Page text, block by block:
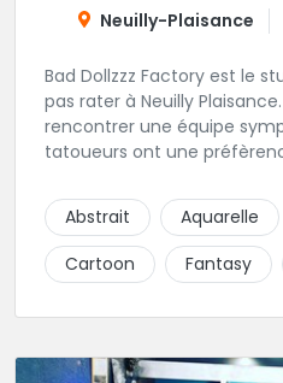
Neuilly-Plaisance
Bad Dollzzz Factory est le
pas rater à Neuilly
rencontrer une équipe sympathique et souriante. Les
tatoueurs ont une
culture et traits fins. Foncez !
Abstrait Aquarelle
Cartoon
Fantasy